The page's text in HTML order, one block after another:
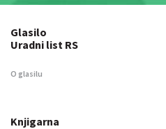
Glasilo
Uradni list RS
O glasilu
Knjigarna